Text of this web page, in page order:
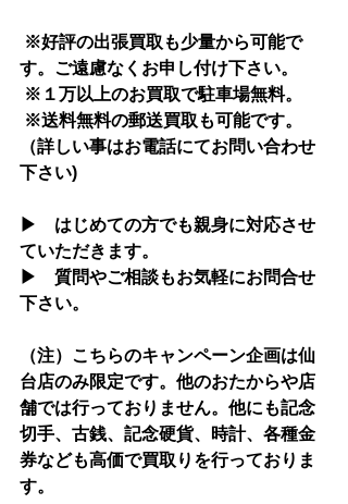
※好評の出張買取も少量から可能で
す。ご遠慮なくお申し付け下さい。
※１万以上のお買取で駐車場無料。
※送料無料の郵送買取も可能です。
（詳しい事はお電話にてお問い合わせ
下さい)
▶　はじめての方でも親身に対応させ
ていただきます。
▶　質問やご相談もお気軽にお問合せ
下さい。
（注）こちらのキャンペーン企画は仙
台店のみ限定です。他のおたからや店
舗では行っておりません。他にも記念
切手、古銭、記念硬貨、時計、各種金
券なども高価で買取りを行っておりま
す。